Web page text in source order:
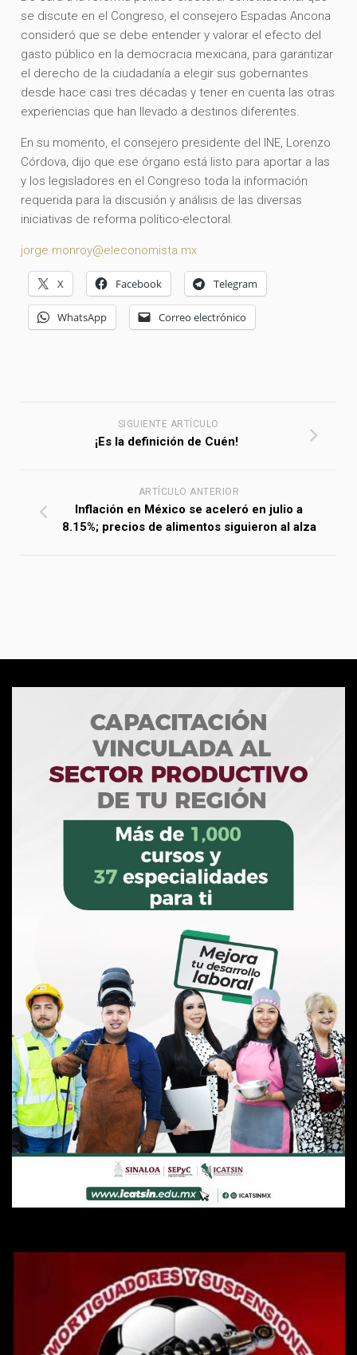
se discute en el Congreso, el consejero Espadas Ancona
consideró que se debe entender y valorar el efecto del
gasto público en la democracia mexicana, para garantizar
el derecho de la ciudadanía a elegir sus gobernantes
desde hace casi tres décadas y tener en cuenta las otras
experiencias que han llevado a destinos diferentes.
En su momento, el consejero presidente del INE, Lorenzo
Córdova, dijo que ese órgano está listo para aportar a las
y los legisladores en el Congreso toda la información
requerida para la discusión y análisis de las diversas
iniciativas de reforma político-electoral.
jorge.monroy@eleconomista.mx
X Facebook Telegram
WhatsApp Correo electrónico
SIGUIENTE ARTÍCULO
¡Es la definición de Cuén!
ARTÍCULO ANTERIOR
Inflación en México se aceleró en julio a
8.15%; precios de alimentos siguieron al alza